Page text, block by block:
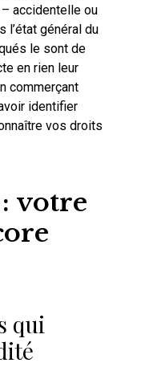
accidentelle ou
l’état général du
le sont de
en rien leur
commerçant
identifier
vos droits
votre
qui